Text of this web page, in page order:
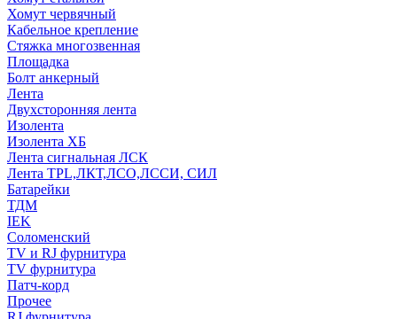
Хомут червячный
Кабельное крепление
Стяжка многозвенная
Площадка
Болт анкерный
Лента
Двухсторонняя лента
Изолента
Изолента ХБ
Лента сигнальная ЛСК
Лента TPL,ЛКТ,ЛСО,ЛССИ, СИЛ
Батарейки
ТДМ
IEK
Соломенский
TV и RJ фурнитура
TV фурнитура
Патч-корд
Прочее